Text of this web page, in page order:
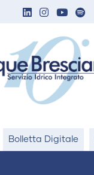
Bolletta Digitale